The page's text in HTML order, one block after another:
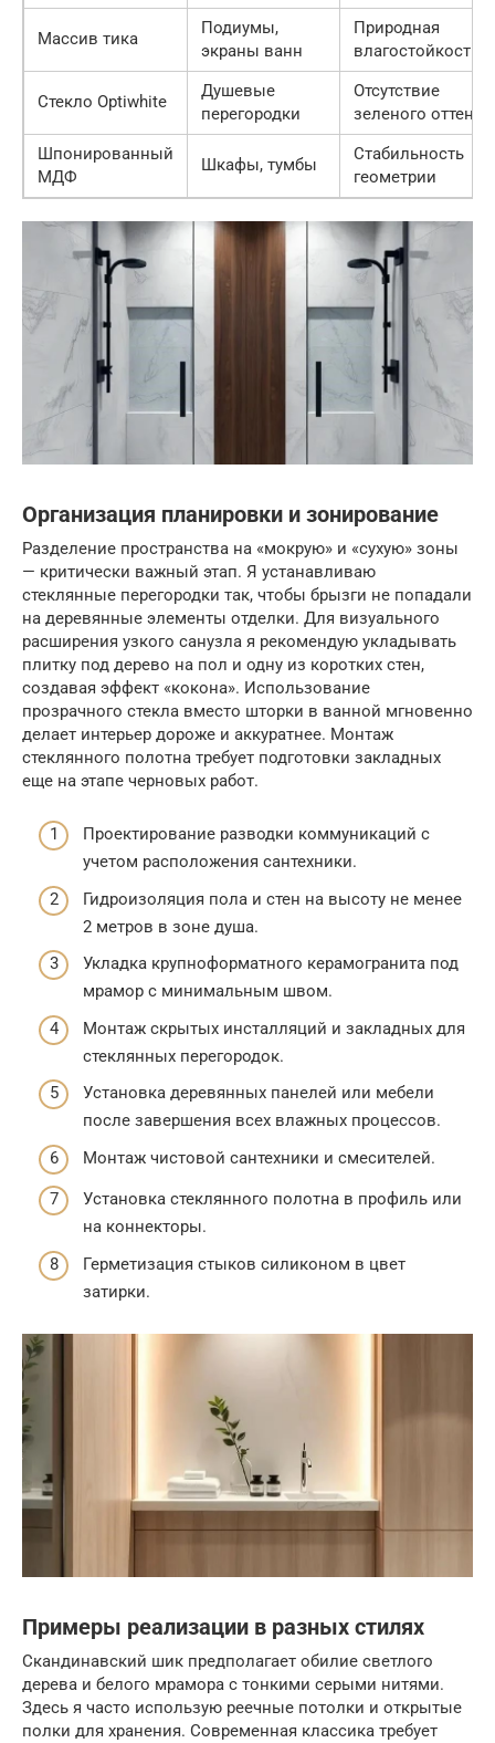
Массив тика
Подиумы,
экраны ванн
Природная
влагостойкость
Стекло Optiwhite
Душевые
перегородки
Отсутствие
зеленого оттенка
Шпонированный
МДФ
Шкафы, тумбы
Стабильность
геометрии
Организация планировки и зонирование
Разделение пространства на «мокрую» и «сухую» зоны
— критически важный этап. Я устанавливаю
стеклянные перегородки так, чтобы брызги не попадали
на деревянные элементы отделки. Для визуального
расширения узкого санузла я рекомендую укладывать
плитку под дерево на пол и одну из коротких стен,
создавая эффект «кокона». Использование
прозрачного стекла вместо шторки в ванной мгновенно
делает интерьер дороже и аккуратнее. Монтаж
стеклянного полотна требует подготовки закладных
еще на этапе черновых работ.
Проектирование разводки коммуникаций с
учетом расположения сантехники.
Гидроизоляция пола и стен на высоту не менее
2 метров в зоне душа.
Укладка крупноформатного керамогранита под
мрамор с минимальным швом.
Монтаж скрытых инсталляций и закладных для
стеклянных перегородок.
Установка деревянных панелей или мебели
после завершения всех влажных процессов.
Монтаж чистовой сантехники и смесителей.
Установка стеклянного полотна в профиль или
на коннекторы.
Герметизация стыков силиконом в цвет
затирки.
Примеры реализации в разных стилях
Скандинавский шик предполагает обилие светлого
дерева и белого мрамора с тонкими серыми нитями.
Здесь я часто использую реечные потолки и открытые
полки для хранения. Современная классика требует